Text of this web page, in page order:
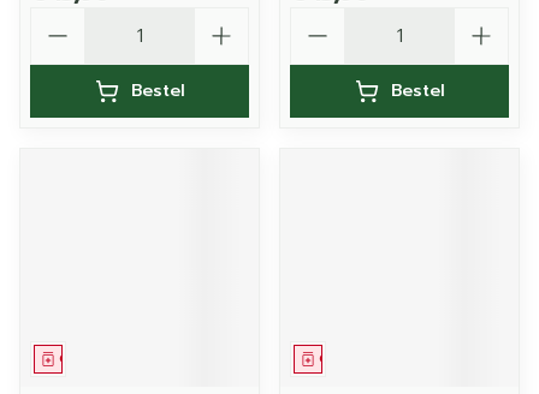
Bestel Bestel
Geneesmiddel Geneesmiddel